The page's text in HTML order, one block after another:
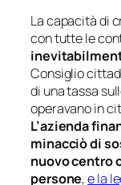
La capacità di
con tutte le
Consiglio
di una tassa
operavano in
L’azienda
minacciò di
nuovo centro
persone,e la